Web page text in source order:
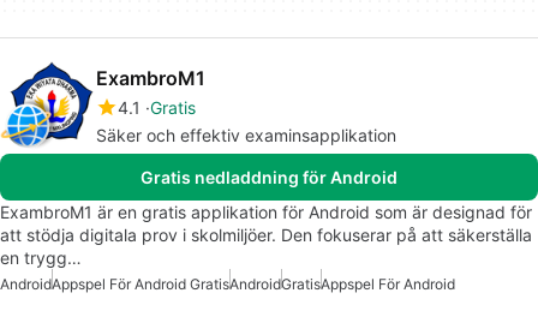
ExambroM1
4.1 Gratis
Säker och effektiv examinsapplikation
Gratis nedladdning för Android
ExambroM1 är en gratis applikation för Android som är designad för
att stödja digitala prov i skolmiljöer. Den fokuserar på att säkerställa
en trygg…
AndroidAppspel För Android GratisAndroidGratisAppspel För Android